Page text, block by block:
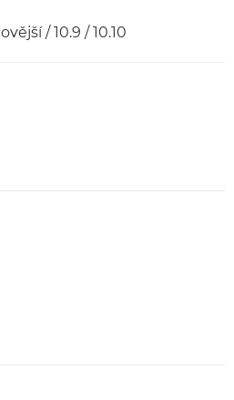
/ 10.9 / 10.10